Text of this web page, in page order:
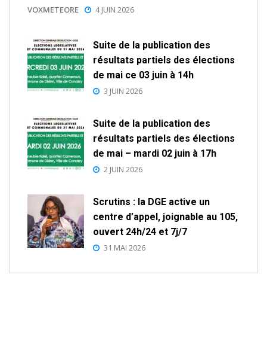
VOXMETEORE 4 JUIN 2026
Suite de la publication des
résultats partiels des élections
de mai ce 03 juin à 14h
3 JUIN 2026
Suite de la publication des
résultats partiels des élections
de mai – mardi 02 juin à 17h
2 JUIN 2026
Scrutins : la DGE active un
centre d’appel, joignable au 105,
ouvert 24h/24 et 7j/7
31 MAI 2026